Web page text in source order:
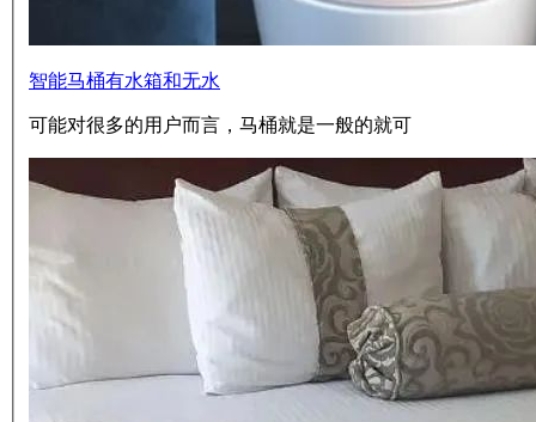
智能马桶有水箱和无水
可能对很多的用户而言，马桶就是一般的就可